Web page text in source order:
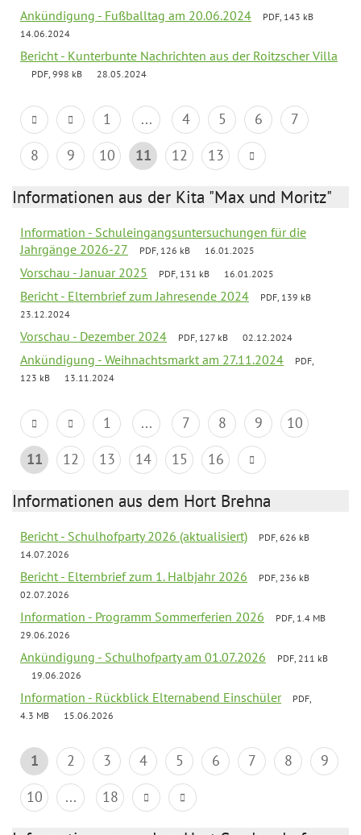
Ankündigung - Fußballtag am 20.06.2024
PDF, 143 kB
14.06.2024
Bericht - Kunterbunte Nachrichten aus der Roitzscher Villa
PDF, 998 kB 28.05.2024
1 ... 4 5 6
7
8
9 10 11 12 13
Informationen aus der Kita "Max und Moritz"
Information - Schuleingangsuntersuchungen für die
Jahrgänge 2026-27
PDF, 126 kB 16.01.2025
Vorschau - Januar 2025 PDF, 131 kB 16.01.2025
Bericht - Elternbrief zum Jahresende 2024
PDF, 139 kB
23.12.2024
Vorschau - Dezember 2024 PDF, 127 kB 02.12.2024
Ankündigung - Weihnachtsmarkt am 27.11.2024
PDF,
123 kB
13.11.2024
1 ... 7 8 9
10
11
12 13 14 15 16
Informationen aus dem Hort Brehna
Bericht - Schulhofparty 2026 (aktualisiert)
PDF, 626 kB
14.07.2026
Bericht - Elternbrief zum 1. Halbjahr 2026
PDF, 236 kB
02.07.2026
Information - Programm Sommerferien 2026
PDF, 1.4 MB
29.06.2026
Ankündigung - Schulhofparty am 01.07.2026
PDF, 211 kB
19.06.2026
Information - Rückblick Elternabend Einschüler
PDF,
4.3 MB
15.06.2026
1 2 3 4 5 6 7 8
9
10
... 18